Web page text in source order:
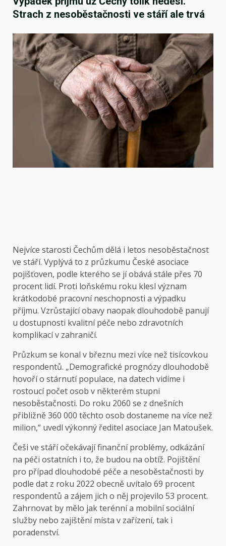
Strach z nesoběstačnosti ve stáří ale trvá
Nejvíce starosti Čechům dělá i letos nesoběstačnost
ve stáří. Vyplývá to z průzkumu České asociace
pojišťoven, podle kterého se jí obává stále přes 70
procent lidí. Proti loňskému roku klesl význam
krátkodobé pracovní neschopnosti a výpadku
příjmu. Vzrůstající obavy naopak dlouhodobě panují
u dostupnosti kvalitní péče nebo zdravotních
komplikací v zahraničí.
Průzkum se konal v březnu mezi více než tisícovkou
respondentů. „Demografické prognózy dlouhodobě
hovoří o stárnutí populace, na datech vidíme i
rostoucí počet osob v některém stupni
nesoběstačnosti. Do roku 2060 se z dnešních
přibližně 360 000 těchto osob dostaneme na více než
milion,“ uvedl výkonný ředitel asociace Jan Matoušek.
Češi ve stáří očekávají finanční problémy, odkázání
na péči ostatních i to, že budou na obtíž. Pojištění
pro případ dlouhodobé péče a nesoběstačnosti by
podle dat z roku 2022 obecně uvítalo 69 procent
respondentů a zájem jich o něj projevilo 53 procent.
Zahrnovat by mělo jak terénní a mobilní sociální
služby nebo zajištění místa v zařízení, tak i
poradenství.